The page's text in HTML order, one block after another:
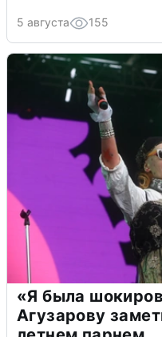
5 августа 155
«Я была
Агузарову